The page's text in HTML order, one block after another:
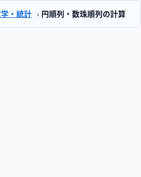
・統計 › 円順列・数珠順列の計算